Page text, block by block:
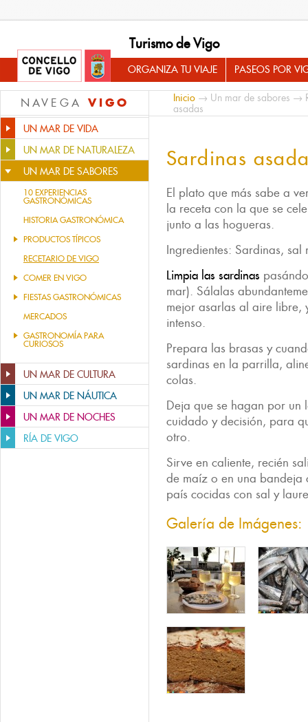
Turismo de Vigo
ORGANIZA TU VIAJE PASEOS POR
NAVEGA VIGO
UN MAR DE VIDA
UN MAR DE NATURALEZA
UN MAR DE SABORES
10 EXPERIENCIAS
GASTRONÓMICAS
HISTORIA GASTRONÓMICA
PRODUCTOS TÍPICOS
RECETARIO DE VIGO
COMER EN VIGO
FIESTAS GASTRONÓMICAS
MERCADOS
GASTRONOMÍA PARA
CURIOSOS
UN MAR DE CULTURA
UN MAR DE NÁUTICA
UN MAR DE NOCHES
RÍA DE VIGO
Inicio → Un mar de sabores →
asadas
Sardinas
El plato que más sabe a
la receta con la que se
junto a las hogueras.
Ingredientes: Sardinas, sal
Limpia las sardinas
mar). Sálalas
mejor asarlas al aire libre,
intenso.
Prepara las brasas y
sardinas en la parrilla,
colas.
Deja que se hagan por un
cuidado y decisión, para
otro.
Sirve en caliente, recién
de maíz o en una bandeja
país cocidas con sal y
Galería de Imágenes: